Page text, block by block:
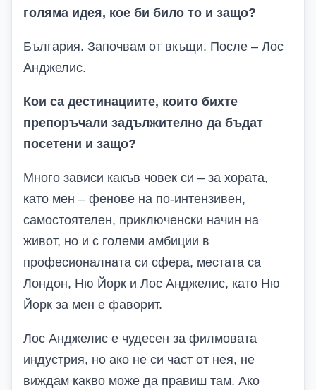
голяма идея, кое би било то и защо?
България. Започвам от вкъщи. После – Лос
Анджелис.
Кои са дестинациите, които бихте
препоръчали задължително да бъдат
посетени и защо?
Много зависи какъв човек си – за хората,
като мен – фенове на по-интензивен,
самостоятелен, приключенски начин на
живот, но и с големи амбиции в
професионалната си сфера, местата са
Лондон, Ню Йорк и Лос Анджелис, като Ню
Йорк за мен е фаворит.
Лос Анджелис е чудесен за филмовата
индустрия, но ако не си част от нея, не
виждам какво може да правиш там. Ако